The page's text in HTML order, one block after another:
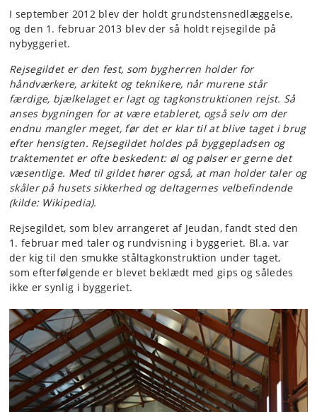
I september 2012 blev der holdt grundstensnedlæggelse,
og den 1. februar 2013 blev der så holdt rejsegilde på
nybyggeriet.
Rejsegildet er den fest, som bygherren holder for
håndværkere, arkitekt og teknikere, når murene står
færdige, bjælkelaget er lagt og tagkonstruktionen rejst. Så
anses bygningen for at være etableret, også selv om der
endnu mangler meget, før det er klar til at blive taget i brug
efter hensigten. Rejsegildet holdes på byggepladsen og
traktementet er ofte beskedent: øl og pølser er gerne det
væsentlige. Med til gildet hører også, at man holder taler og
skåler på husets sikkerhed og deltagernes velbefindende
(kilde: Wikipedia).
Rejsegildet, som blev arrangeret af Jeudan, fandt sted den
1. februar med taler og rundvisning i byggeriet. Bl.a. var
der kig til den smukke ståltagkonstruktion under taget,
som efterfølgende er blevet beklædt med gips og således
ikke er synlig i byggeriet.